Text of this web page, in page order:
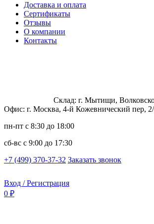
Доставка и оплата
Сертификаты
Отзывы
О компании
Контакты
Склад: г. Мытищи,
Офис: г. Москва, 4-й Кожевнический пер,
пн-пт с 8:30 до 18:00
сб-вс с 9:00 до 17:30
+7 (499) 370-37-32 Заказать звонок
Вход / Регистрация
0 ₽